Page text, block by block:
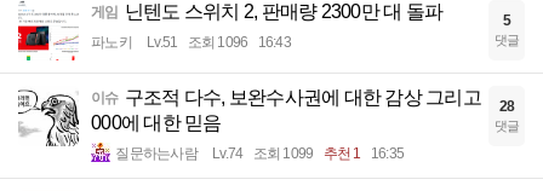
게임 닌텐도 스위치 2, 판매량 2300만 대 돌파
파노키 Lv.51 조회 1096 16:43
5
댓글
이슈 구조적 다수, 보완수사권에 대한 감상 그리고
000에 대한 믿음
질문하는사람 Lv.74 조회 1099 추천 1 16:35
28
댓글